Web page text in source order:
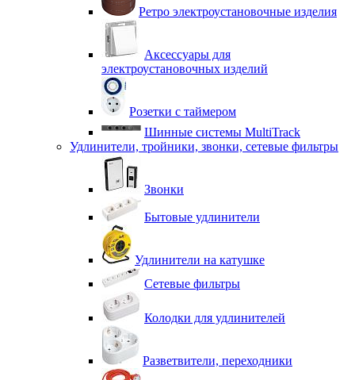
Ретро электроустановочные изделия
Аксессуары для
электроустановочных изделий
Розетки с таймером
Шинные системы MultiTrack
Удлинители, тройники, звонки, сетевые фильтры
Звонки
Бытовые удлинители
Удлинители на катушке
Сетевые фильтры
Колодки для удлинителей
Разветвители, переходники